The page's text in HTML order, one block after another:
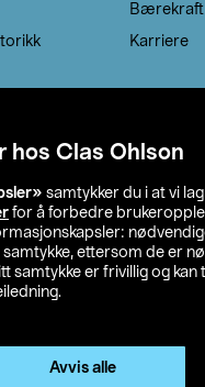
hos Clas Ohlson
samtykker du i at vi
for å forbedre
ettersom de er
samtykke er frivillig og
Avvis alle
Bærekraft
Karriere